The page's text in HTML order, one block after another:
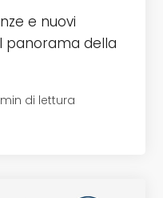
e nuovi
panorama della
di lettura